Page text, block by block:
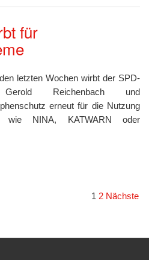
für
letzten Wochen wirbt der SPD-
Gerold Reichenbach und
erneut für die Nutzung
wie NINA, KATWARN oder
1 2 Nächste